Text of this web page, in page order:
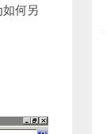
何另